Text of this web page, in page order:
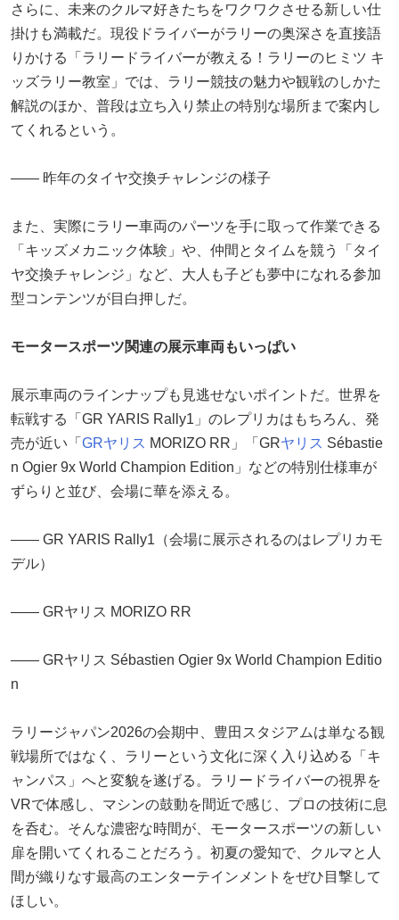
さらに、未来のクルマ好きたちをワクワクさせる新しい仕
掛けも満載だ。現役ドライバーがラリーの奥深さを直接語
りかける「ラリードライバーが教える！ラリーのヒミツ キ
ッズラリー教室」では、ラリー競技の魅力や観戦のしかた
解説のほか、普段は立ち入り禁止の特別な場所まで案内し
てくれるという。
―― 昨年のタイヤ交換チャレンジの様子
また、実際にラリー車両のパーツを手に取って作業できる
「キッズメカニック体験」や、仲間とタイムを競う「タイ
ヤ交換チャレンジ」など、大人も子ども夢中になれる参加
型コンテンツが目白押しだ。
モータースポーツ関連の展示車両もいっぱい
展示車両のラインナップも見逃せないポイントだ。世界を
転戦する「GR YARIS Rally1」のレプリカはもちろん、発
売が近い「 GRヤリス MORIZO RR」「GRヤリス Sébastie
n Ogier 9x World Champion Edition」などの特別仕様車が
ずらりと並び、会場に華を添える。
―― GR YARIS Rally1（会場に展示されるのはレプリカモ
デル）
―― GRヤリス MORIZO RR
―― GRヤリス Sébastien Ogier 9x World Champion Editio
n
ラリージャパン2026の会期中、豊田スタジアムは単なる観
戦場所ではなく、ラリーという文化に深く入り込める「キ
ャンパス」へと変貌を遂げる。ラリードライバーの視界を
VRで体感し、マシンの鼓動を間近で感じ、プロの技術に息
を呑む。そんな濃密な時間が、モータースポーツの新しい
扉を開いてくれることだろう。初夏の愛知で、クルマと人
間が織りなす最高のエンターテインメントをぜひ目撃して
ほしい。